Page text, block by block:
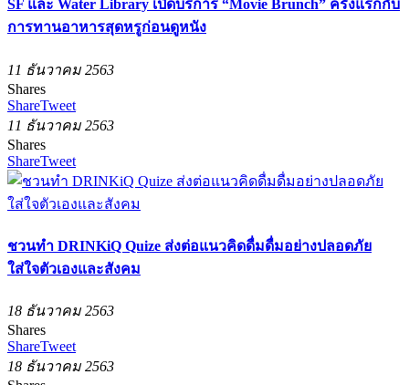
SF และ Water Library เปิดบริการ “Movie Brunch” ครั้งแรกกับ
การทานอาหารสุดหรูก่อนดูหนัง
11 ธันวาคม 2563
Shares
ShareTweet
11 ธันวาคม 2563
Shares
ShareTweet
ชวนทำ DRINKiQ Quize ส่งต่อแนวคิดดื่มดื่มอย่างปลอดภัย
ใส่ใจตัวเองและสังคม
18 ธันวาคม 2563
Shares
ShareTweet
18 ธันวาคม 2563